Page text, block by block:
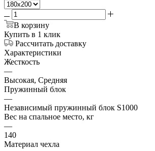
В корзину
Купить в 1 клик
Рассчитать доставку
Характеристики
Жесткость
—
Высокая, Средняя
Пружинный блок
—
Независимый пружинный блок S1000
Вес на спальное место, кг
—
140
Материал чехла